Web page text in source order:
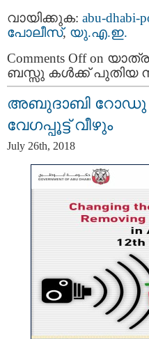
വായിക്കുക: abu-dhabi-
പോലീസ്, യു.എ.ഇ.
Comments Offon
ബസ്സു കൾക്ക് പുതിയ
അബുദാബി റോഡു
വേഗപ്പൂട്ട് വീഴും
July 26th, 2018